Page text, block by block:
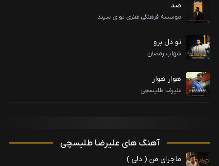
صد
موسسه فرهنگی هنری نوای سپند
تو دل برو
شهاب رمضان
هوار هوار
علیرضا طلیسچی
آهنگ های علیرضا طلیسچی
ماجرای من ( دلی )